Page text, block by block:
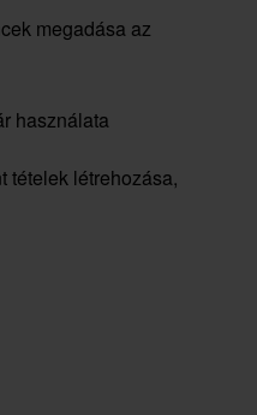
megadása az
használata
tételek létrehozása,